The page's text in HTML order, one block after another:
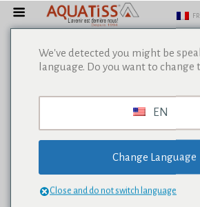
FR
We've detected you might be
language. Do you want to change
EN
Change Language
Close and do not switch language